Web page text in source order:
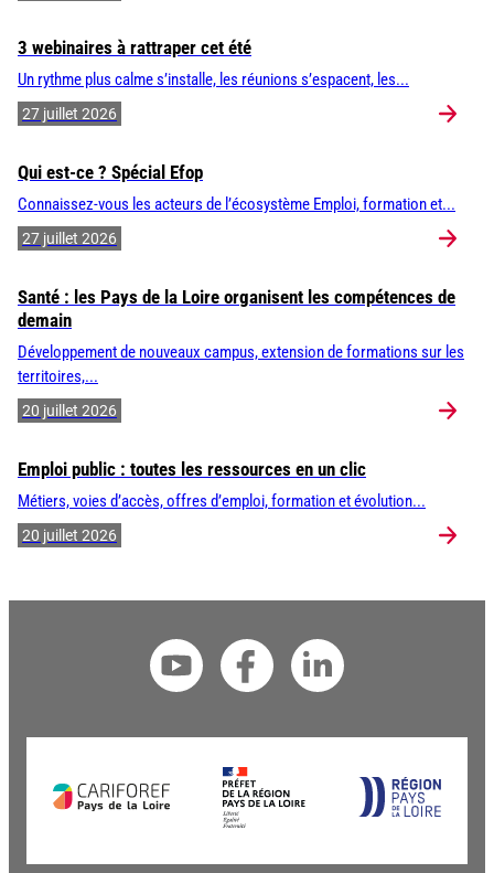
3 webinaires à rattraper cet été
Un rythme plus calme s’installe, les réunions s’espacent, les...
27 juillet 2026
Qui est-ce ? Spécial Efop
Connaissez-vous les acteurs de l’écosystème Emploi, formation et...
27 juillet 2026
Santé : les Pays de la Loire organisent les compétences de
demain
Développement de nouveaux campus, extension de formations sur les
territoires,...
20 juillet 2026
Emploi public : toutes les ressources en un clic
Métiers, voies d’accès, offres d’emploi, formation et évolution...
20 juillet 2026